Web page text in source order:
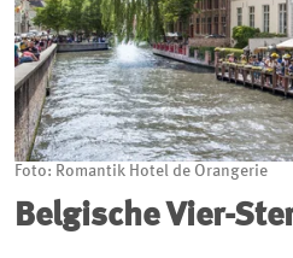
Foto: Romantik Hotel de Orangerie
Belgische Vier-